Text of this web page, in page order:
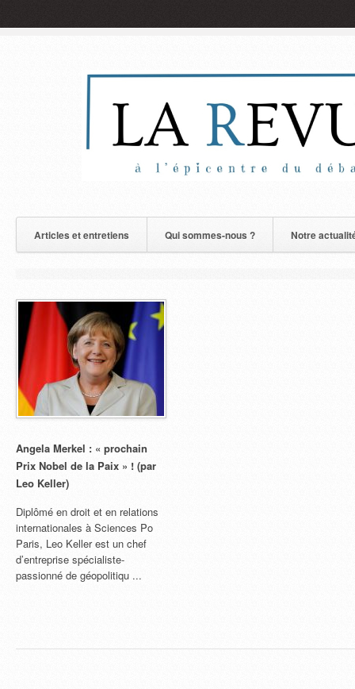
Articles et entretiens Qui sommes-nous ? Notre
Angela Merkel : « prochain
Prix Nobel de la Paix » ! (par
Leo Keller)
Diplômé en droit et en relations
internationales à Sciences Po
Paris, Leo Keller est un chef
d’entreprise spécialiste-
passionné de géopolitiqu ...